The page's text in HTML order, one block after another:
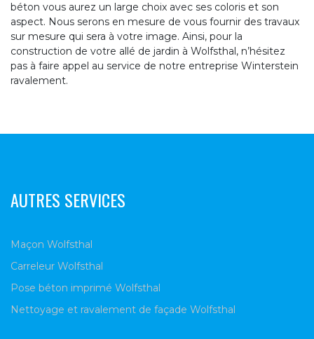
béton vous aurez un large choix avec ses coloris et son
aspect. Nous serons en mesure de vous fournir des travaux
sur mesure qui sera à votre image. Ainsi, pour la
construction de votre allé de jardin à Wolfsthal, n’hésitez
pas à faire appel au service de notre entreprise Winterstein
ravalement.
AUTRES SERVICES
Maçon Wolfsthal
Carreleur Wolfsthal
Pose béton imprimé Wolfsthal
Nettoyage et ravalement de façade Wolfsthal